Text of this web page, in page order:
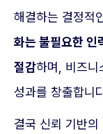
해결하는 결정적
화는 불필요한 인
절감하며, 비즈니
성과를 창출합니
결국 신뢰 기반